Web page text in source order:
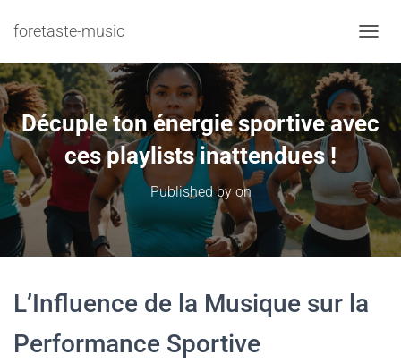
foretaste-music
Décuple ton énergie sportive avec
ces playlists inattendues !
Published by on
L’Influence de la Musique sur la
Performance Sportive